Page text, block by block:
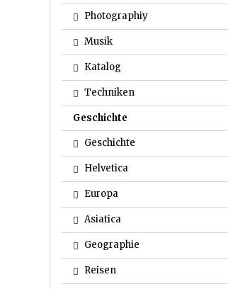
Photographiy
Musik
Katalog
Techniken
Geschichte
Geschichte
Helvetica
Europa
Asiatica
Geographie
Reisen